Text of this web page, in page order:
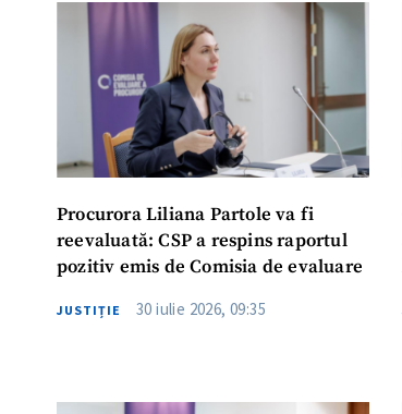
Procurora Liliana Partole va fi
reevaluată: CSP a respins raportul
pozitiv emis de Comisia de evaluare
JUSTIȚIE 30 iulie 2026, 09:35